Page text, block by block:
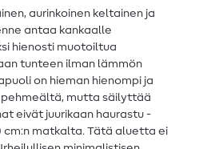
aurinkoinen keltainen ja
antaa kankaalle
hienosti muotoiltua
tunteen ilman lämmön
on hieman hienompi ja
pehmeältä, mutta säilyttää
eivät juurikaan haurastu -
cm:n matkalta. Tätä aluetta ei